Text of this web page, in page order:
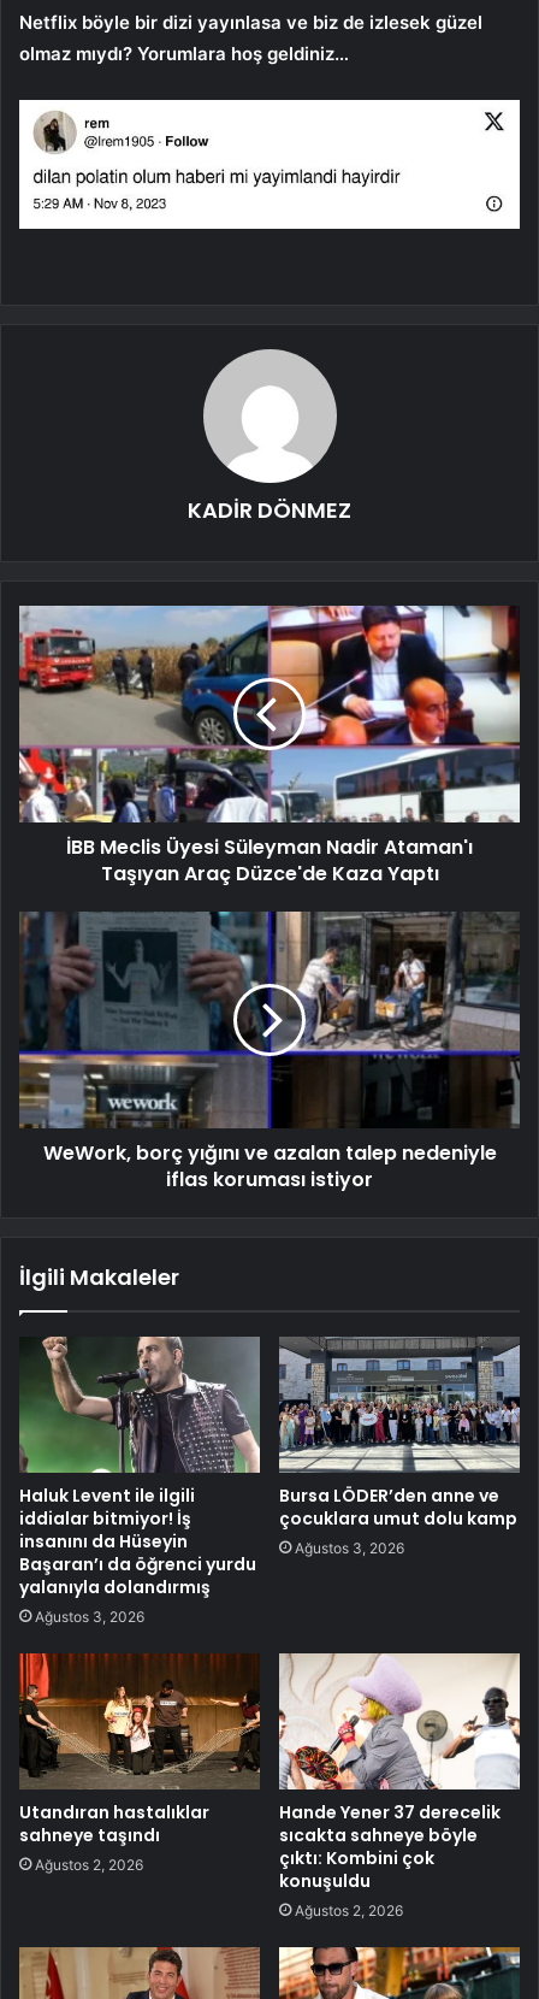
Netflix böyle bir dizi yayınlasa ve biz de izlesek güzel
olmaz mıydı? Yorumlara hoş geldiniz…
KADİR DÖNMEZ
İBB Meclis Üyesi Süleyman Nadir Ataman'ı
Taşıyan Araç Düzce'de Kaza Yaptı
WeWork, borç yığını ve azalan talep nedeniyle
iflas koruması istiyor
İlgili Makaleler
Haluk Levent ile ilgili
iddialar bitmiyor! İş
insanını da Hüseyin
Başaran’ı da öğrenci yurdu
yalanıyla dolandırmış
Ağustos 3, 2026
Bursa LÖDER’den anne ve
çocuklara umut dolu kamp
Ağustos 3, 2026
Utandıran hastalıklar
sahneye taşındı
Ağustos 2, 2026
Hande Yener 37 derecelik
sıcakta sahneye böyle
çıktı: Kombini çok
konuşuldu
Ağustos 2, 2026